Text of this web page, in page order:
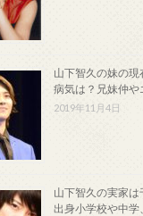
山下智久の妹の現
病気は？兄妹仲や
2019年11月4日
山下智久の実家は
出身小学校や中学